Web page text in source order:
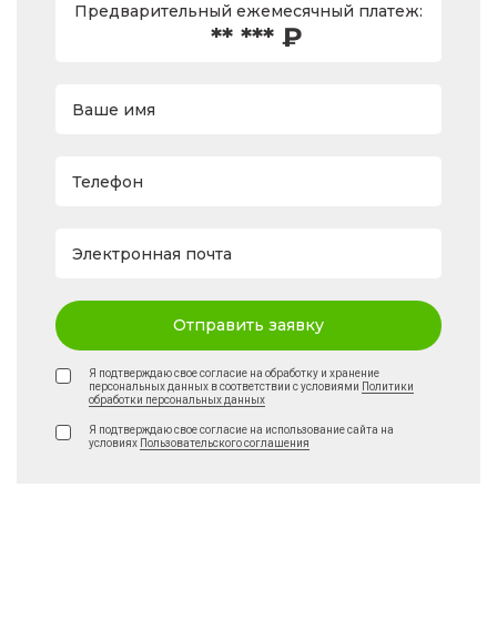
Предварительный ежемесячный платеж:
** *** ₽
Ваше имя
Телефон
Электронная почта
Отправить заявку
Я подтверждаю свое согласие на обработку и хранение
персональных данных в соответствии с условиями Политики
обработки персональных данных
Я подтверждаю свое согласие на использование сайта на
условиях Пользовательского соглашения